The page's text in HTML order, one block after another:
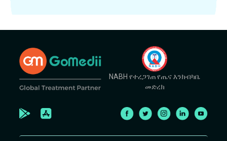
NABH የተረጋገጠ የጤና እንክብካቤ
መድረክ